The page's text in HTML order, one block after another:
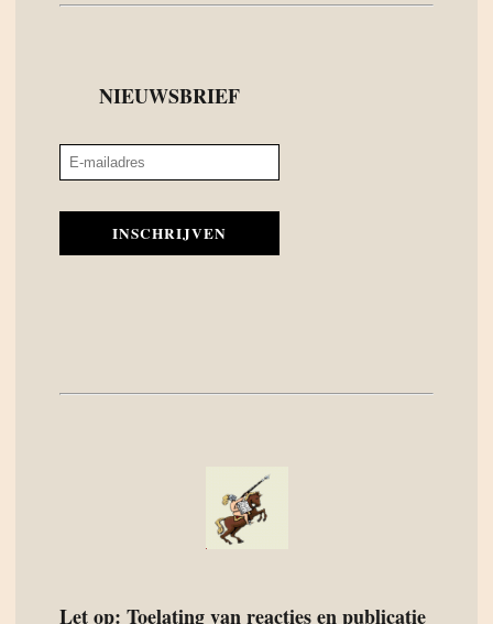
NIEUWSBRIEF
INSCHRIJVEN
Let op: Toelating van reacties en publicatie